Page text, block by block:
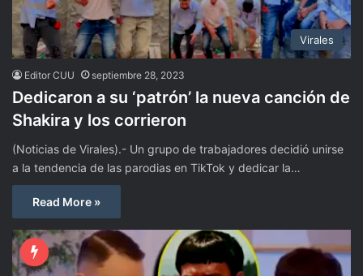
Virales
Editor CUU septiembre 28, 2023
Dedicaron a su ‘patrón’ la nueva canción de
Shakira y los corrieron
(Noticias de Virales).- Un grupo de trabajadores decidió unirse
a la tendencia de las parodias en TikTok y dedicar la…
Read More »